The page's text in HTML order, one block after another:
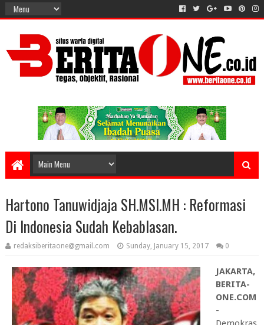
Hartono Tanuwidjaja SH.MSI.MH : Reformasi
Di Indonesia Sudah Kebablasan.
redaksiberitaone@gmail.com Sunday, January 15, 2017 0
JAKARTA,
BERITA-
ONE.COM
-